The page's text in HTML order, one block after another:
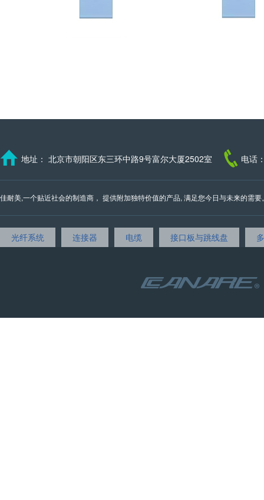
地址： 北京市朝阳区东三环中路9号富尔大厦2502室 电话
佳耐美,一个贴近社会的制造商， 提供附加独特价值的产品, 满足您今日与未来的需
光纤系统 连接器 电缆 接口板与跳线盘